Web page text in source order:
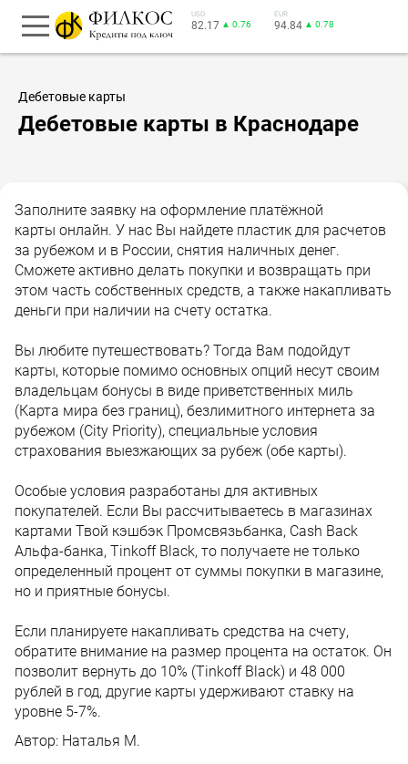
USD
82.17 ▲ 0.76
EUR
94.84 ▲ 0.78
Дебетовые карты
Дебетовые карты в Краснодаре
Заполните заявку на оформление платёжной
карты онлайн. У нас Вы найдете пластик для расчетов
за рубежом и в России, снятия наличных денег.
Сможете активно делать покупки и возвращать при
этом часть собственных средств, а также накапливать
деньги при наличии на счету остатка.
Вы любите путешествовать? Тогда Вам подойдут
карты, которые помимо основных опций несут своим
владельцам бонусы в виде приветственных миль
(Карта мира без границ), безлимитного интернета за
рубежом (City Priority), специальные условия
страхования выезжающих за рубеж (обе карты).
Особые условия разработаны для активных
покупателей. Если Вы рассчитываетесь в магазинах
картами Твой кэшбэк Промсвязьбанка, Cash Back
Альфа-банка, Tinkoff Black, то получаете не только
определенный процент от суммы покупки в магазине,
но и приятные бонусы.
Если планируете накапливать средства на счету,
обратите внимание на размер процента на остаток. Он
позволит вернуть до 10% (Tinkoff Black) и 48 000
рублей в год, другие карты удерживают ставку на
уровне 5-7%.
Автор: Наталья М.